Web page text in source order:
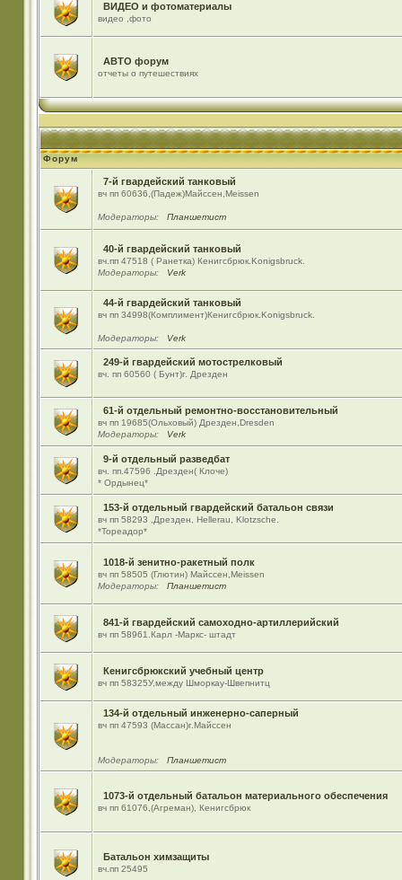
ВИДЕО и фотоматериалы
видео ,фото
АВТО форум
отчеты о путешествиях
Форум
7-й гвардейский танковый
вч пп 60636,(Падеж)Майсcен,Meissen
Модераторы: Планшетист
40-й гвардейский танковый
вч.пп 47518 ( Ранетка) Кенигсбрюк.Konigsbruck.
Модераторы:
Verk
44-й гвардейский танковый
вч пп 34998(Комплимент)Кенигсбрюк.Konigsbruck.
Модераторы: Verk
249-й гвардейский мотострелковый
вч. пп 60560 ( Бунт)г. Дрезден
61-й отдельный ремонтно-восстановительный
вч пп 19685(Ольховый) Дрезден,Dresden
Модераторы:
Verk
9-й отдельный разведбат
вч. пп.47596 .Дрезден( Клоче)
* Ордынец*
153-й отдельный гвардейский батальон связи
вч пп 58293 ,Дрезден, Hellerau, Klotzsche.
*Тореадор*
1018-й зенитно-ракетный полк
вч пп 58505 (Глютин) Майсcен,Meissen
Модераторы:
Планшетист
841-й гвардейский самоходно-артиллерийский
вч пп 58961.Карл -Маркс- штадт
Кенигсбрюкский учебный центр
вч пп 58325У,между Шморкау-Швепнитц
134-й отдельный инженерно-саперный
вч пп 47593 (Массан)г.Майссен
Модераторы: Планшетист
1073-й отдельный батальон материального обеспечения
вч пп 61076,(Агреман), Кенигсбрюк
Батальон химзащиты
вч.пп 25495